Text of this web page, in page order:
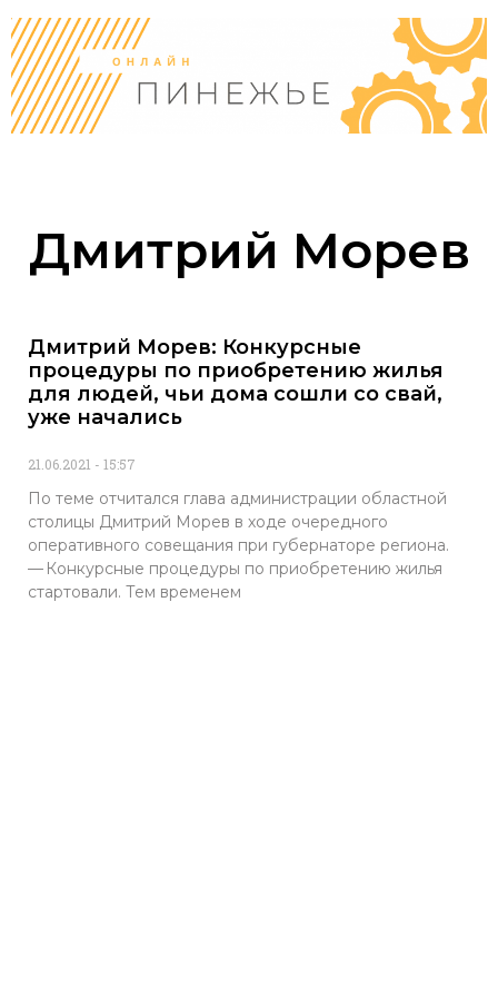
Дмитрий Морев
Дмитрий Морев: Конкурсные
процедуры по приобретению жилья
для людей, чьи дома сошли со свай,
уже начались
21.06.2021 15:57
По теме отчитался глава администрации областной
столицы Дмитрий Морев в ходе очередного
оперативного совещания при губернаторе региона.
— Конкурсные процедуры по приобретению жилья
стартовали. Тем временем